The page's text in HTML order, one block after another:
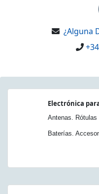
¿Alguna
Electrónica
Antenas.
Baterías.